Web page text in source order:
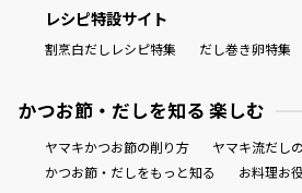
レシピ特設サイト
割烹白だしレシピ特集 だし巻き卵特集
かつお節・だしを知る 楽しむ
ヤマキかつお節の削り方
ヤマキ流だし
かつお節・だしをもっと知る
お料理お